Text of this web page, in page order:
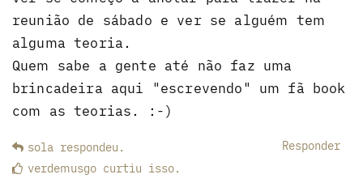
reunião de sábado e ver se alguém tem
alguma teoria.
Quem sabe a gente até não faz uma
brincadeira aqui "escrevendo" um fã book
com as teorias. :-)
Responder
sola respondeu .
verdemusgo curtiu isso.